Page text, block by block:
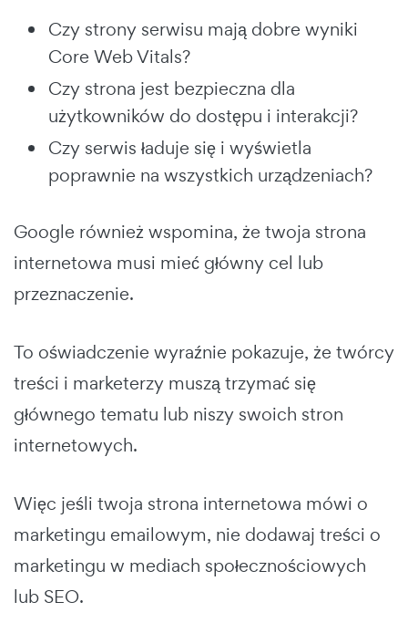
Czy strony serwisu mają dobre wyniki
Core Web Vitals?
Czy strona jest bezpieczna dla
użytkowników do dostępu i interakcji?
Czy serwis ładuje się i wyświetla
poprawnie na wszystkich urządzeniach?
Google również wspomina, że twoja strona
internetowa musi mieć główny cel lub
przeznaczenie.
To oświadczenie wyraźnie pokazuje, że twórcy
treści i marketerzy muszą trzymać się
głównego tematu lub niszy swoich stron
internetowych.
Więc jeśli twoja strona internetowa mówi o
marketingu emailowym, nie dodawaj treści o
marketingu w mediach społecznościowych
lub SEO.